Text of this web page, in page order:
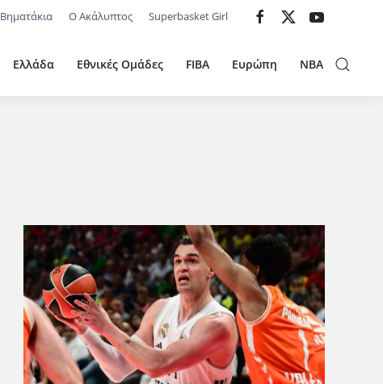
Βηματάκια Ο Ακάλυπτος Superbasket Girl
Ελλάδα Εθνικές Ομάδες FIBA Ευρώπη NBA